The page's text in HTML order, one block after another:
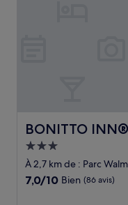
BONITTO
BONITTO INN®
Hébergement
3.0 étoiles
À 2,7 km de : Parc
7.0
7,0/10 Bien (86 avis)